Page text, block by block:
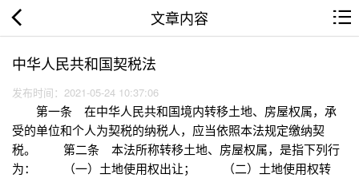
文章内容
中华人民共和国契税法
发布时间：2021-05-24 10:37:06
第一条 在中华人民共和国境内转移土地、房屋权属，承
受的单位和个人为契税的纳税人，应当依照本法规定缴纳契
税。 第二条 本法所称转移土地、房屋权属，是指下列行
为： （一）土地使用权出让； （二）土地使用权转